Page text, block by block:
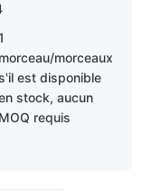
morceau/morceaux
est disponible
stock, aucun
MOQ requis